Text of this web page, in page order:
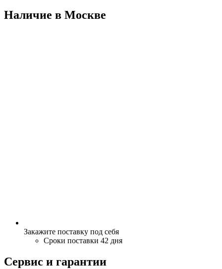
Наличие в Москвe
Закажите поставку под себя
Сроки поставки 42 дня
Сервис и гарантии